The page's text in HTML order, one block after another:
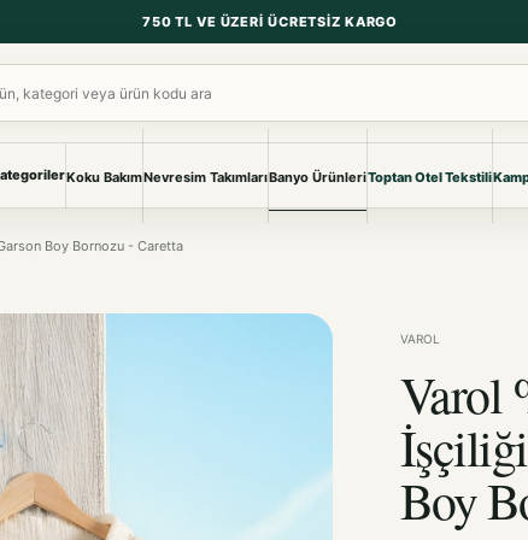
750 TL VE ÜZERI ÜCRETSIZ KARGO
NEVRESIM & PIKE
Koku BakımNevresim TakımlarıBanyo ÜrünleriToptan Otel Tekstili
Boy Bornozu - Caretta
VAROL
Varol
İşçiliği
Boy